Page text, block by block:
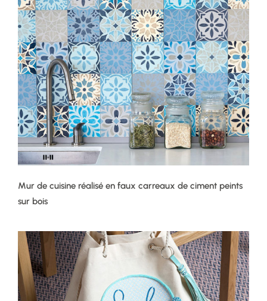
Mur de cuisine réalisé en faux carreaux de ciment peints
sur bois